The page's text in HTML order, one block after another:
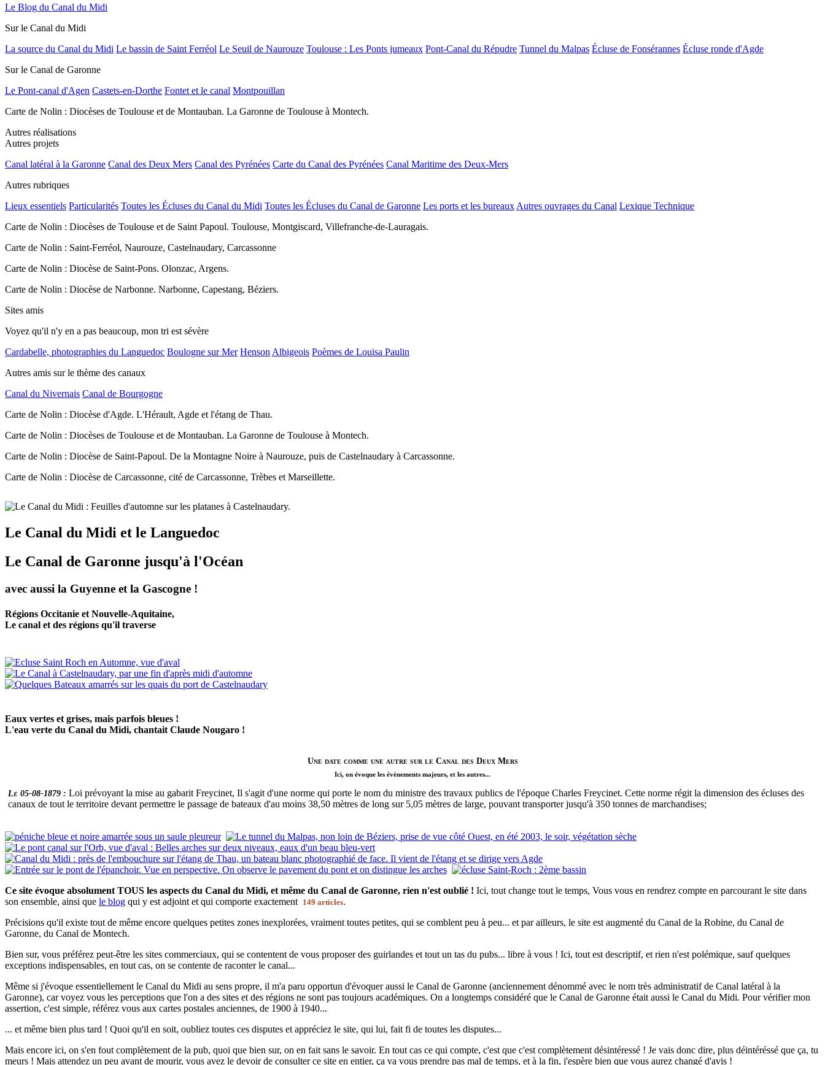
Le Blog du Canal du Midi
Sur le Canal du Midi
La source du Canal du Midi Le bassin de Saint Ferréol Le Seuil de Naurouze Toulouse : Les Ponts jumeaux Pont-Canal du Répudre Tunnel du Malpas Écluse de Fonsérannes Écluse ronde d'Agde
Sur le Canal de Garonne
Le Pont-canal d'Agen Castets-en-Dorthe Fontet et le canal Montpouillan
Carte de Nolin : Diocèses de Toulouse et de Montauban. La Garonne de Toulouse à Montech.
Autres réalisations
Autres projets
Canal latéral à la Garonne Canal des Deux Mers Canal des Pyrénées Carte du Canal des Pyrénées Canal Maritime des Deux-Mers
Autres rubriques
Lieux essentiels Particularités Toutes les Écluses du Canal du Midi Toutes les Écluses du Canal de Garonne Les ports et les bureaux Autres ouvrages du Canal Lexique Technique
Carte de Nolin : Diocèses de Toulouse et de Saint Papoul. Toulouse, Montgiscard, Villefranche-de-Lauragais.
Carte de Nolin : Saint-Ferréol, Naurouze, Castelnaudary, Carcassonne
Carte de Nolin : Diocèse de Saint-Pons. Olonzac, Argens.
Carte de Nolin : Diocèse de Narbonne. Narbonne, Capestang, Béziers.
Sites amis
Voyez qu'il n'y en a pas beaucoup, mon tri est sévère
Cardabelle, photographies du Languedoc Boulogne sur Mer Henson Albigeois Poèmes de Louisa Paulin
Autres amis sur le thème des canaux
Canal du Nivernais Canal de Bourgogne
Carte de Nolin : Diocèse d'Agde. L'Hérault, Agde et l'étang de Thau.
Carte de Nolin : Diocèses de Toulouse et de Montauban. La Garonne de Toulouse à Montech.
Carte de Nolin : Diocèse de Saint-Papoul. De la Montagne Noire à Naurouze, puis de Castelnaudary à Carcassonne.
Carte de Nolin : Diocèse de Carcassonne, cité de Carcassonne, Trèbes et Marseillette.
Le Canal du Midi et le Languedoc
Le Canal de Garonne jusqu'à l'Océan
avec aussi la Guyenne et la Gascogne !
Régions Occitanie et Nouvelle-Aquitaine,
Le canal et des régions qu'il traverse
Eaux vertes et grises, mais parfois bleues !
L'eau verte du Canal du Midi, chantait Claude Nougaro !
Une date comme une autre sur le Canal des Deux Mers
Ici, on évoque les évènements majeurs, et les autres...
Le 05-08-1879 : Loi prévoyant la mise au gabarit Freycinet, Il s'agit d'une norme qui porte le nom du ministre des travaux publics de l'époque Charles Freycinet. Cette norme régit la dimension des écluses des
canaux de tout le territoire devant permettre le passage de bateaux d'au moins 38,50 mètres de long sur 5,05 mètres de large, pouvant transporter jusqu'à 350 tonnes de marchandises;
Ce site évoque absolument TOUS les aspects du Canal du Midi, et même du Canal de Garonne, rien n'est oublié ! Ici, tout change tout le temps, Vous vous en rendrez compte en parcourant le site dans
son ensemble, ainsi que le blog qui y est adjoint et qui comporte exactement 149 articles.
Précisions qu'il existe tout de même encore quelques petites zones inexplorées, vraiment toutes petites, qui se comblent peu à peu... et par ailleurs, le site est augmenté du Canal de la Robine, du Canal de
Garonne, du Canal de Montech.
Bien sur, vous préférez peut-être les sites commerciaux, qui se contentent de vous proposer des guirlandes et tout un tas du pubs... libre à vous ! Ici, tout est descriptif, et rien n'est polémique, sauf quelques
exceptions indispensables, en tout cas, on se contente de raconter le canal...
Même si j'évoque essentiellement le Canal du Midi au sens propre, il m'a paru opportun d'évoquer aussi le Canal de Garonne (anciennement dénommé avec le nom très administratif de Canal latéral à la
Garonne), car voyez vous les perceptions que l'on a des sites et des régions ne sont pas toujours académiques. On a longtemps considéré que le Canal de Garonne était aussi le Canal du Midi. Pour vérifier mon
assertion, c'est simple, référez vous aux cartes postales anciennes, de 1900 à 1940...
... et même bien plus tard ! Quoi qu'il en soit, oubliez toutes ces disputes et appréciez le site, qui lui, fait fi de toutes les disputes...
Mais encore ici, on s'en fout complètement de la pub, quoi que bien sur, on en fait sans le savoir. En tout cas ce qui compte, c'est que c'est complètement désintéressé ! Je vais donc dire, plus déintéréssé que ça, tu
meurs ! Mais attendez un peu avant de mourir, vous avez le devoir de consulter ce site en entier, ça va vous prendre pas mal de temps, et à la fin, j'espère bien que vous aurez changé d'avis !